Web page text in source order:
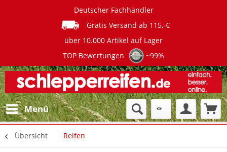
Deutscher Fachhändler
Gratis Versand ab 115,-€
über 10.000 Artikel auf Lager
TOP Bewertungen
~99%
Menü
Übersicht Reifen